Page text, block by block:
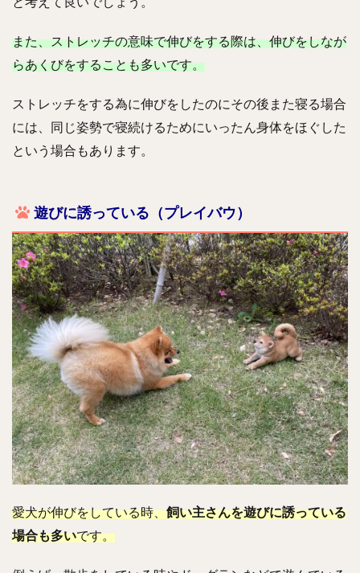
また、ストレッチの意味で伸びをする際は、伸びをしなが
らあくびをすることも多いです。
ストレッチをする為に伸びをしたのにその後また寝る場合
には、同じ姿勢で寝続けるためにいったん身体をほぐした
という場合もあります。
遊びに誘っている（プレイバウ）
愛犬が伸びをしている時、飼い主さんを遊びに誘っている
場合も多いです。